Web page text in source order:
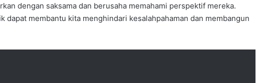
dengan saksama dan berusaha memahami perspektif mereka.
dapat membantu kita menghindari kesalahpahaman dan membangun